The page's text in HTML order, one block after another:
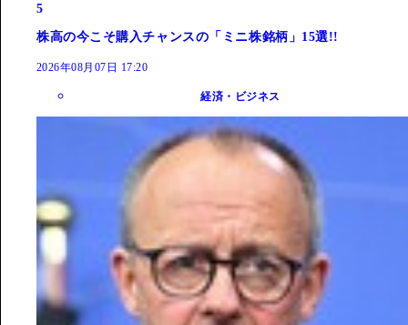
5
株高の今こそ購入チャンスの「ミニ株銘柄」15選!!
2026年08月07日 17:20
経済・ビジネス